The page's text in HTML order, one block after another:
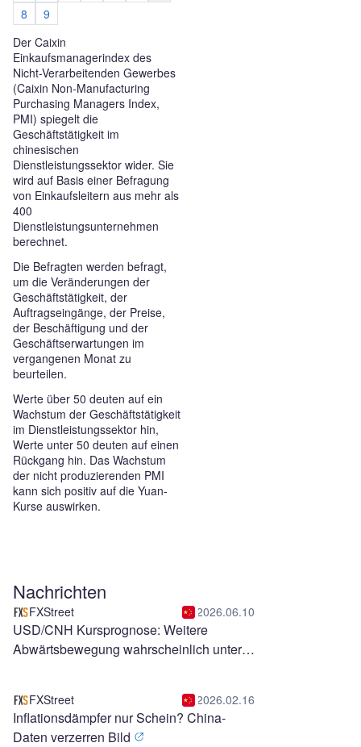
8
9
Der Caixin
Einkaufsmanagerindex des
Nicht-Verarbeitenden Gewerbes
(Caixin Non-Manufacturing
Purchasing Managers Index,
PMI) spiegelt die
Geschäftstätigkeit im
chinesischen
Dienstleistungssektor wider. Sie
wird auf Basis einer Befragung
von Einkaufsleitern aus mehr als
400
Dienstleistungsunternehmen
berechnet.
Die Befragten werden befragt,
um die Veränderungen der
Geschäftstätigkeit, der
Auftragseingänge, der Preise,
der Beschäftigung und der
Geschäftserwartungen im
vergangenen Monat zu
beurteilen.
Werte über 50 deuten auf ein
Wachstum der Geschäftstätigkeit
im Dienstleistungssektor hin,
Werte unter 50 deuten auf einen
Rückgang hin. Das Wachstum
der nicht produzierenden PMI
kann sich positiv auf die Yuan-
Kurse auswirken.
Nachrichten
FXStreet 2026.06.10
USD/CNH Kursprognose: Weitere
Abwärtsbewegung wahrscheinlich unter
FXStreet 2026.02.16
Inflationsdämpfer nur Schein? China-
Daten verzerren Bild